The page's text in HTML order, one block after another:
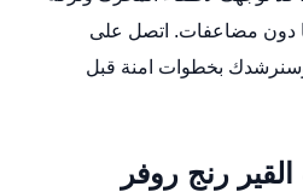
دون مضاعفات. اتصل على
وسنرشدك بخطوات امنة قبل
رنج روفر